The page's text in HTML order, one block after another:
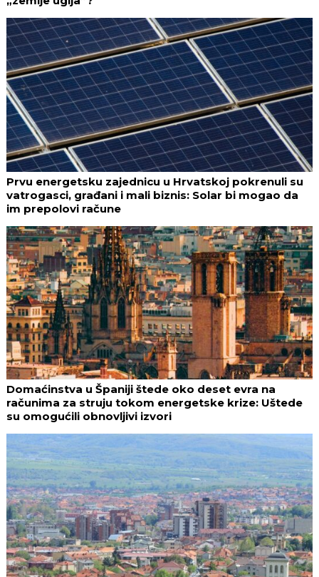
Prvu energetsku zajednicu u Hrvatskoj pokrenuli su
vatrogasci, građani i mali biznis: Solar bi mogao da
im prepolovi račune
Domaćinstva u Španiji štede oko deset evra na
računima za struju tokom energetske krize: Uštede
su omogućili obnovljivi izvori